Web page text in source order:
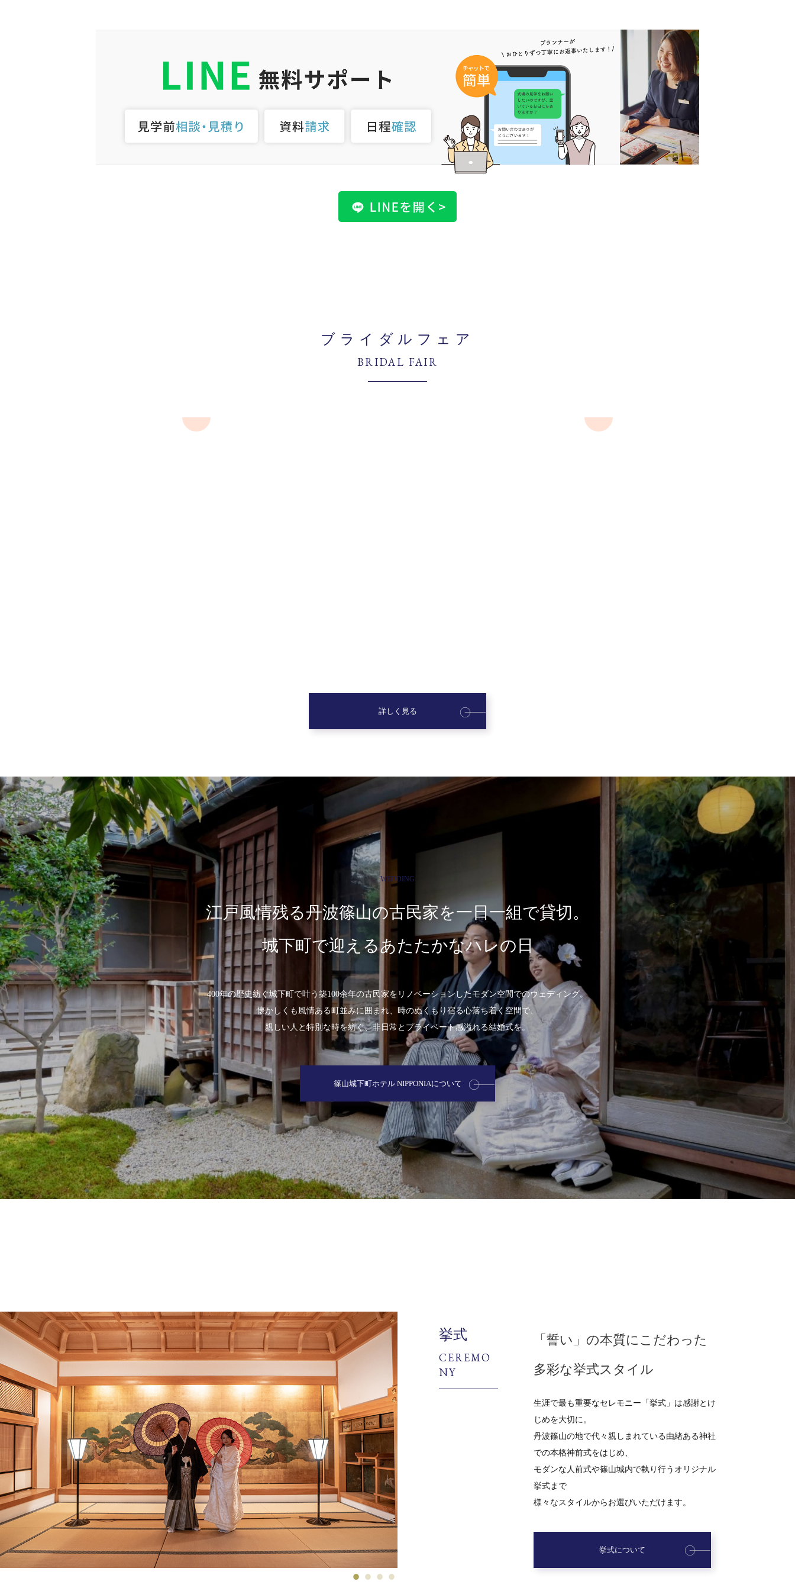
ブライダルフェア
BRIDAL FAIR
詳しく見る
WEDDING
江戸風情残る丹波篠山の古民家を一日一組で貸切。
城下町で迎えるあたたかなハレの日
400年の歴史紡ぐ城下町で叶う築100余年の古民家をリノベーションしたモダン空間でのウェディング。
懐かしくも風情ある町並みに囲まれ、時のぬくもり宿る心落ち着く空間で、
親しい人と特別な時を紡ぐ、非日常とプライベート感溢れる結婚式を。
篠山城下町ホテル NIPPONIAについて
挙式
CEREMO
NY
「誓い」の本質にこだわった
多彩な挙式スタイル
生涯で最も重要なセレモニー「挙式」は感謝とけ
じめを大切に。
丹波篠山の地で代々親しまれている由緒ある神社
での本格神前式をはじめ、
モダンな人前式や篠山城内で執り行うオリジナル
挙式まで
様々なスタイルからお選びいただけます。
挙式について